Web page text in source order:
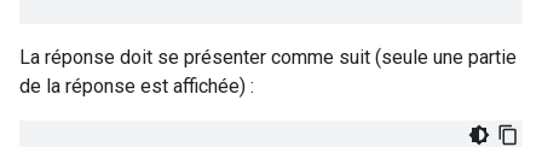
La réponse doit se présenter comme suit (seule une partie
de la réponse est affichée) :